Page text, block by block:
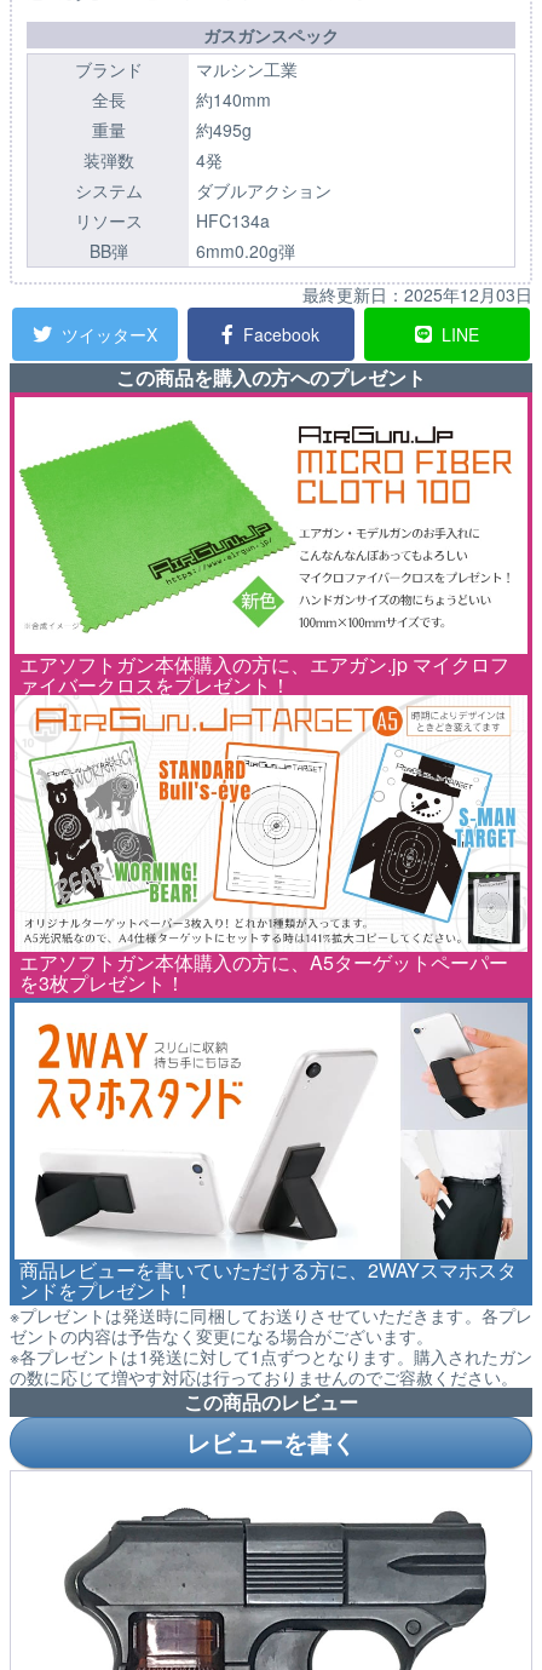
ガスガンスペック
ブランド
マルシン工業
全長
約140mm
重量
約495g
装弾数
4発
システム
ダブルアクション
リソース
HFC134a
BB弾
6mm0.20g弾
最終更新日： 2025年12月03日
ツイッターX
Facebook LINE
この商品を購入の方へのプレゼント
エアソフトガン本体購入の方に、エアガン.jp マイクロフ
ァイバークロスをプレゼント！
エアソフトガン本体購入の方に、A5ターゲットペーパー
を3枚プレゼント！
商品レビューを書いていただける方に、2WAYスマホスタ
ンドをプレゼント！
※プレゼントは発送時に同梱してお送りさせていただきます。各プレ
ゼントの内容は予告なく変更になる場合がございます。
※各プレゼントは1発送に対して1点ずつとなります。購入されたガン
の数に応じて増やす対応は行っておりませんのでご容赦ください。
この商品のレビュー
レビューを書く